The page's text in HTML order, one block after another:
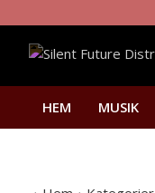
HEM MUSIK